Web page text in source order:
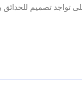
تصميم للحدائق